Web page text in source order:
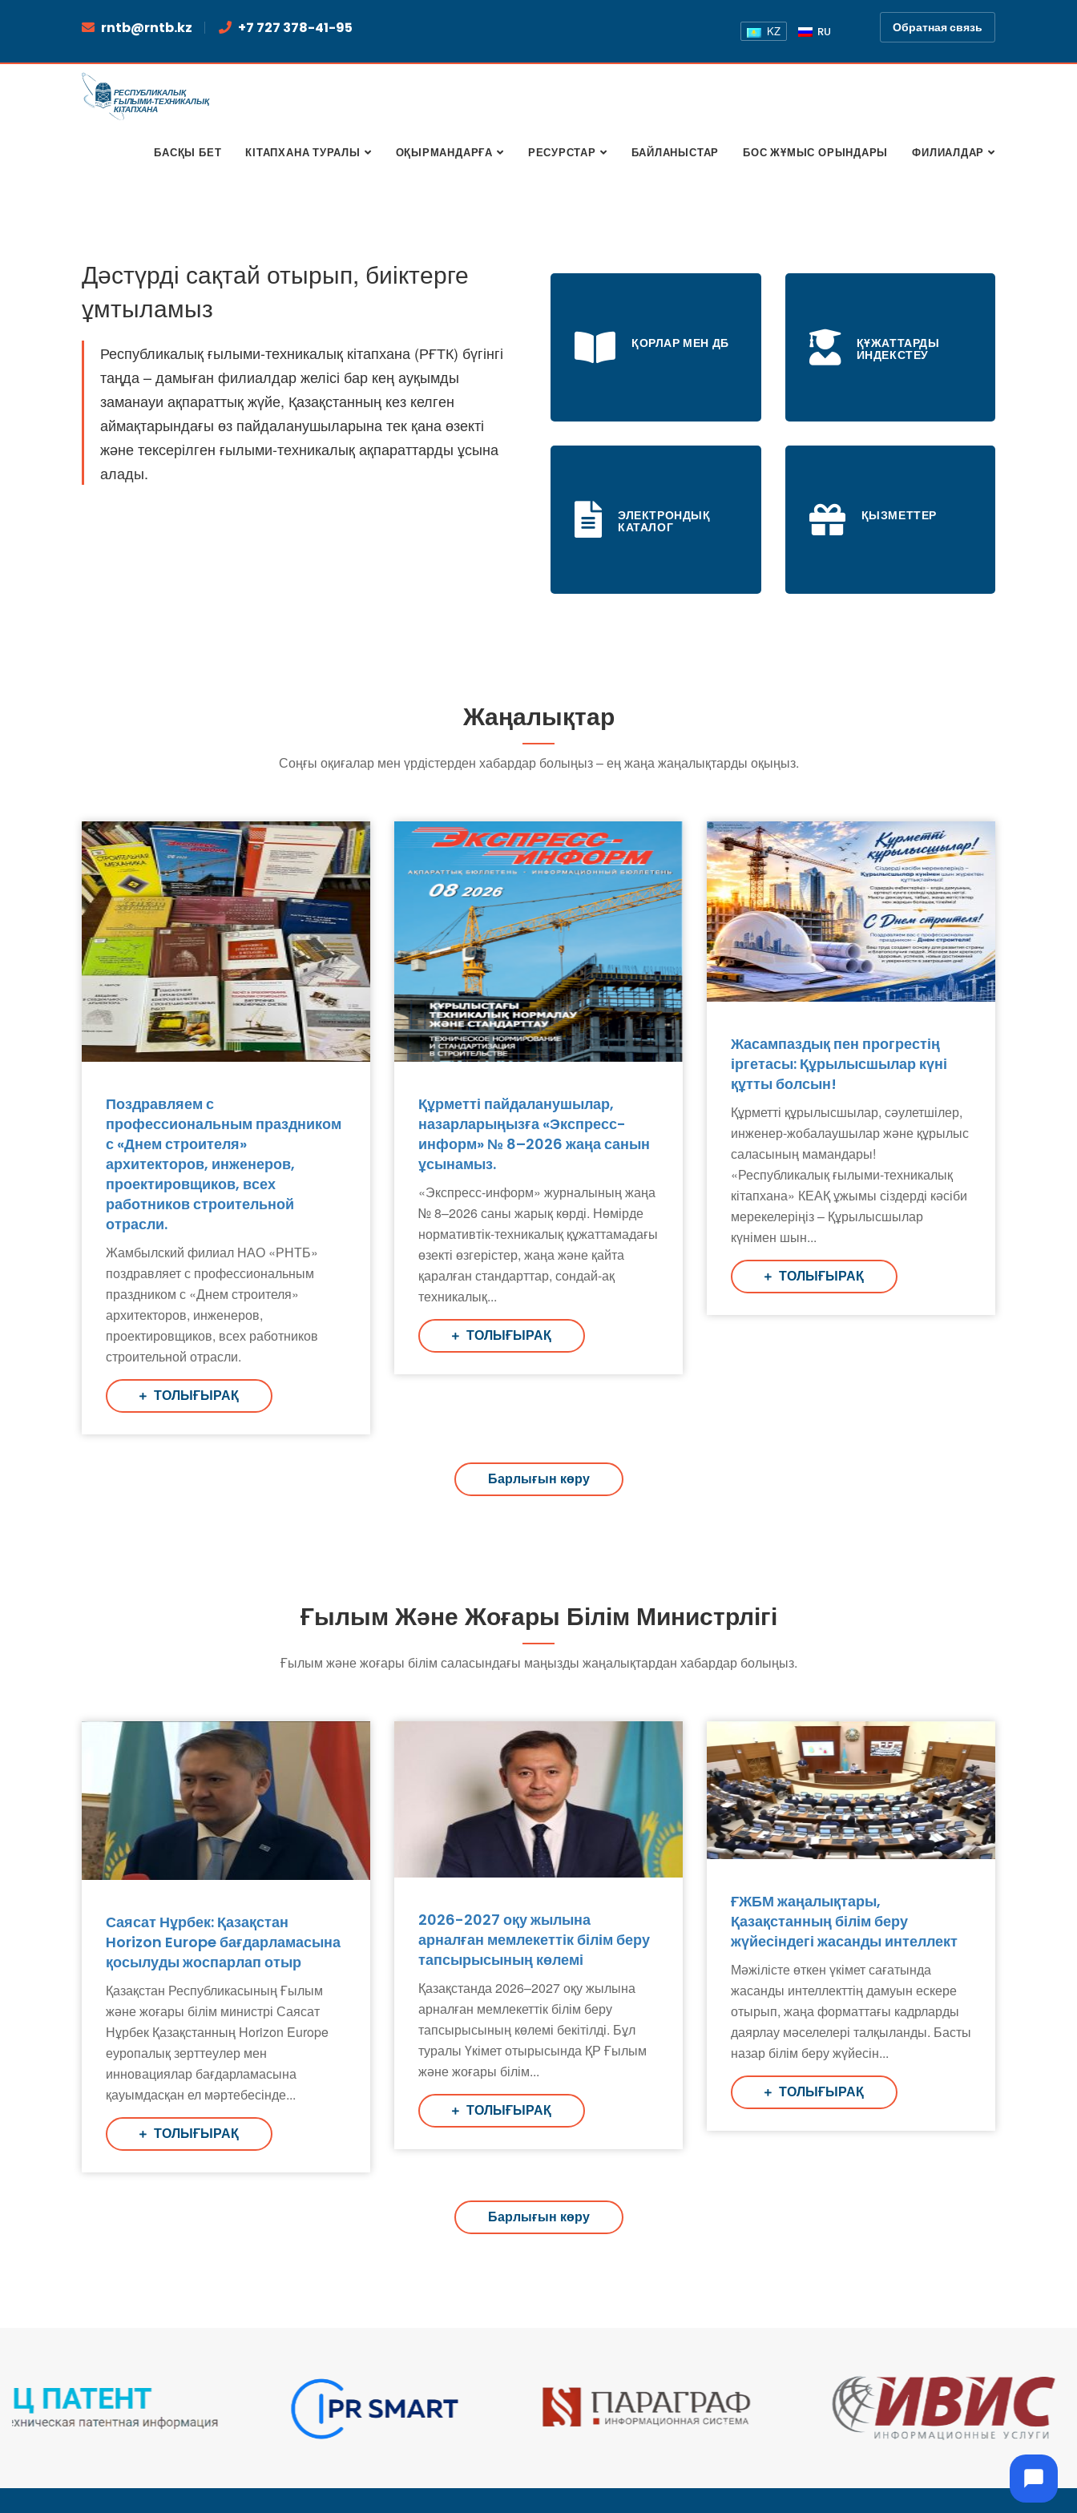
rntb@rntb.kz +7 727 378-41-95 KZ RU Обратная связь
БАСҚЫ БЕТ КІТАПХАНА ТУРАЛЫ ОҚЫРМАНДАРҒА РЕСУРСТАР БАЙЛАНЫСТАР БОС ЖҰМЫС ОРЫНДАРЫ ФИЛИАЛДАР
Дәстүрді сақтай отырып, биіктерге
ұмтыламыз
Республикалық ғылыми-техникалық кітапхана (РҒТК) бүгінгі
таңда – дамыған филиалдар желісі бар кең ауқымды
заманауи ақпараттық жүйе, Қазақстанның кез келген
аймақтарындағы өз пайдаланушыларына тек қана өзекті
және тексерілген ғылыми-техникалық ақпараттарды ұсына
алады.
ҚОРЛАР МЕН ДБ ҚҰЖАТТАРДЫ
ИНДЕКСТЕУ
ЭЛЕКТРОНДЫҚ
КАТАЛОГ
ҚЫЗМЕТТЕР
Жаңалықтар
Соңғы оқиғалар мен үрдістерден хабардар болыңыз – ең жаңа жаңалықтарды оқыңыз.
Поздравляем с
профессиональным праздником
с «Днем строителя»
архитекторов, инженеров,
проектировщиков, всех
работников строительной
отрасли.
Жамбылский филиал НАО «РНТБ»
поздравляет с профессиональным
праздником с «Днем строителя»
архитекторов, инженеров,
проектировщиков, всех работников
строительной отрасли.
ТОЛЫҒЫРАҚ
Құрметті пайдаланушылар,
назарларыңызға «Экспресс-
информ» № 8–2026 жаңа санын
ұсынамыз.
«Экспресс-информ» журналының жаңа
№ 8–2026 саны жарық көрді. Нөмірде
нормативтік-техникалық құжаттамадағы
өзекті өзгерістер, жаңа және қайта
қаралған стандарттар, сондай-ақ
техникалық...
ТОЛЫҒЫРАҚ
Жасампаздық пен прогрестің
іргетасы: Құрылысшылар күні
құтты болсын!
Құрметті құрылысшылар, сәулетшілер,
инженер-жобалаушылар және құрылыс
саласының мамандары!
«Республикалық ғылыми-техникалық
кітапхана» КЕАҚ ұжымы сіздерді кәсіби
мерекелеріңіз – Құрылысшылар
күнімен шын...
ТОЛЫҒЫРАҚ
Барлығын көру
Ғылым Және Жоғары Білім Министрлігі
Ғылым және жоғары білім саласындағы маңызды жаңалықтардан хабардар болыңыз.
Саясат Нұрбек: Қазақстан
Horizon Europe бағдарламасына
қосылуды жоспарлап отыр
Қазақстан Республикасының Ғылым
және жоғары білім министрі Саясат
Нұрбек Қазақстанның Horizon Europe
еуропалық зерттеулер мен
инновациялар бағдарламасына
қауымдасқан ел мәртебесінде...
ТОЛЫҒЫРАҚ
2026-2027 оқу жылына
арналған мемлекеттік білім беру
тапсырысының көлемі
Қазақстанда 2026–2027 оқу жылына
арналған мемлекеттік білім беру
тапсырысының көлемі бекітілді. Бұл
туралы Үкімет отырысында ҚР Ғылым
және жоғары білім...
ТОЛЫҒЫРАҚ
ҒЖБМ жаңалықтары,
Қазақстанның білім беру
жүйесіндегі жасанды интеллект
Мәжілісте өткен үкімет сағатында
жасанды интеллекттің дамуын ескере
отырып, жаңа форматтағы кадрларды
даярлау мәселелері талқыланды. Басты
назар білім беру жүйесін...
ТОЛЫҒЫРАҚ
Барлығын көру
Поддержка РНТБ
Онлайн-помощник